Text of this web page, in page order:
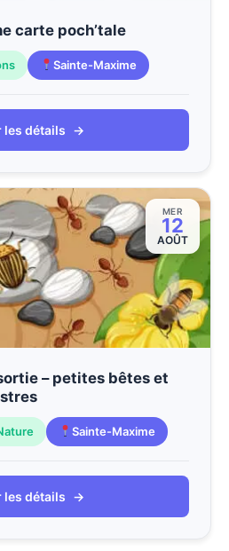
carte poch’tale
Sainte-Maxime
les détails →
MER
12
AOÛT
– petites bêtes et
Sainte-Maxime
les détails →